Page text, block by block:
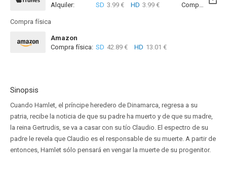
Alquiler:
SD 3.99 € HD 3.99 € Compra: SD
Compra física
Amazon
Compra física: SD 42.89 € HD 13.01 €
Sinopsis
Cuando Hamlet, el príncipe heredero de Dinamarca, regresa a su
patria, recibe la noticia de que su padre ha muerto y de que su madre,
la reina Gertrudis, se va a casar con su tío Claudio. El espectro de su
padre le revela que Claudio es el responsable de su muerte. A partir de
entonces, Hamlet sólo pensará en vengar la muerte de su progenitor.